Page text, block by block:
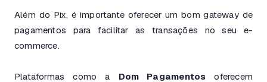
Além do Pix, é importante oferecer um bom gateway de
pagamentos para facilitar as transações no seu e-
commerce.
Plataformas como a Dom Pagamentos oferecem